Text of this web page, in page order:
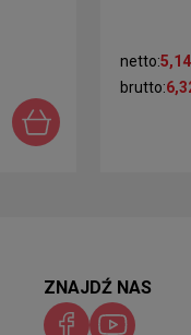
netto:
brutto:
ZNAJDŹ NAS